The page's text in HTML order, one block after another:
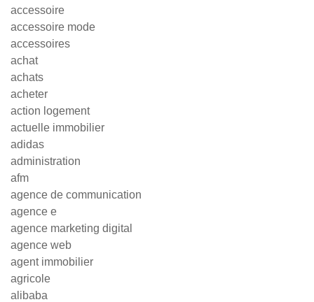
accessoire
accessoire mode
accessoires
achat
achats
acheter
action logement
actuelle immobilier
adidas
administration
afm
agence de communication
agence e
agence marketing digital
agence web
agent immobilier
agricole
alibaba